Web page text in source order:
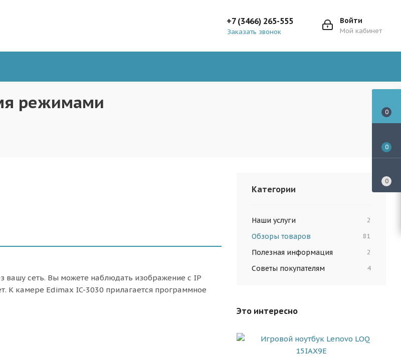
Войти
Мой кабинет
+7 (3466) 265-555
Заказать звонок
режимами
вашу сеть. Вы можете наблюдать изображение с IP
К камере Edimax IC-3030 прилагается программное
Категории
Наши услуги 2
Обзоры товаров 81
Полезная информация 2
Советы покупателям 4
Это интересно
0
0
0